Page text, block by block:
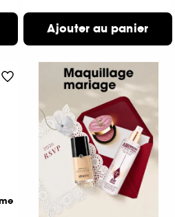
Ajouter au panier